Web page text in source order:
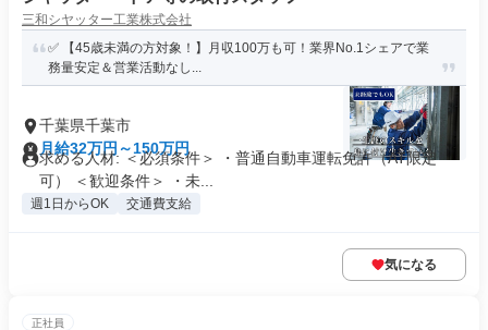
三和シヤッター工業株式会社
✅ 【45歳未満の方対象！】月収100万も可！業界No.1シェアで業
務量安定＆営業活動なし...
千葉県千葉市
月給32万円～150万円
求める人材: ＜必須条件＞ ・普通自動車運転免許（AT限定
可） ＜歓迎条件＞ ・未...
週1日からOK 交通費支給
気になる
正社員